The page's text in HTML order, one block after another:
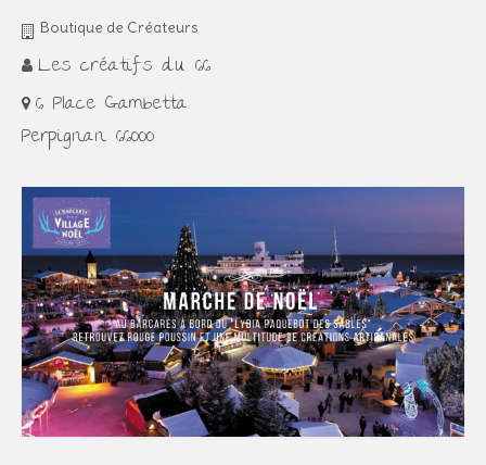
Boutique de Créateurs
Les créatifs du 66
6 Place Gambetta
Perpignan 66000